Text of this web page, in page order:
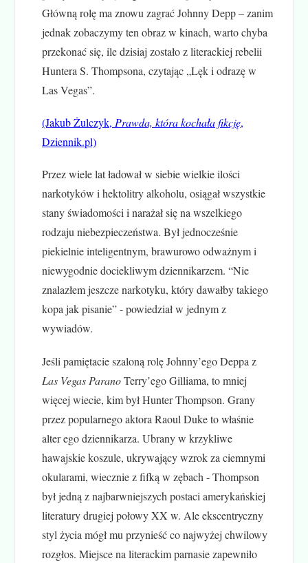
Główną rolę ma znowu zagrać Johnny Depp – zanim
jednak zobaczymy ten obraz w kinach, warto chyba
przekonać się, ile dzisiaj zostało z literackiej rebelii
Huntera S. Thompsona, czytając „Lęk i odrazę w
Las Vegas”.
(Jakub Żulczyk, Prawda, która kochała fikcję,
Dziennik.pl)
Przez wiele lat ładował w siebie wielkie ilości
narkotyków i hektolitry alkoholu, osiągał wszystkie
stany świadomości i narażał się na wszelkiego
rodzaju niebezpieczeństwa. Był jednocześnie
piekielnie inteligentnym, brawurowo odważnym i
niewygodnie dociekliwym dziennikarzem. “Nie
znalazłem jeszcze narkotyku, który dawałby takiego
kopa jak pisanie” - powiedział w jednym z
wywiadów.
Jeśli pamiętacie szaloną rolę Johnny’ego Deppa z
Las Vegas ParanoTerry’ego Gilliama, to mniej
więcej wiecie, kim był Hunter Thompson. Grany
przez popularnego aktora Raoul Duke to właśnie
alter ego dziennikarza. Ubrany w krzykliwe
hawajskie koszule, ukrywający wzrok za ciemnymi
okularami, wiecznie z fifką w zębach - Thompson
był jedną z najbarwniejszych postaci amerykańskiej
literatury drugiej połowy XX w. Ale ekscentryczny
styl życia mógł mu przynieść co najwyżej chwilowy
rozgłos. Miejsce na literackim parnasie zapewniło